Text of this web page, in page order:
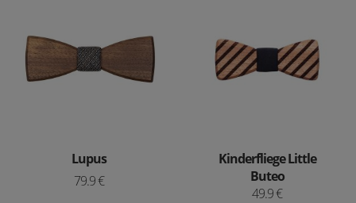
Lupus
79.9 €
Kinderfliege Little
Buteo
49.9 €